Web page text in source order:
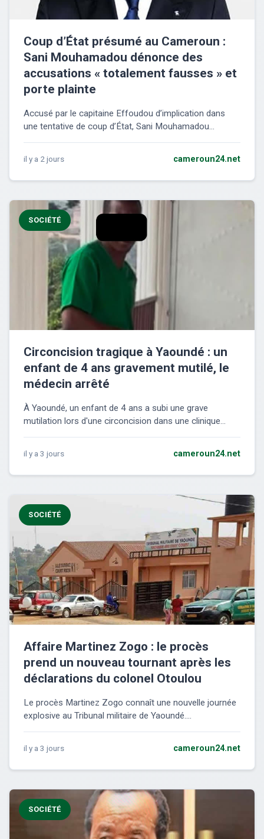
Coup d’État présumé au Cameroun :
Sani Mouhamadou dénonce des
accusations « totalement fausses » et
porte plainte
Accusé par le capitaine Effoudou d’implication dans
une tentative de coup d’État, Sani Mouhamadou...
il y a 2 jours cameroun24.net
SOCIÉTÉ
Circoncision tragique à Yaoundé : un
enfant de 4 ans gravement mutilé, le
médecin arrêté
À Yaoundé, un enfant de 4 ans a subi une grave
mutilation lors d'une circoncision dans une clinique...
il y a 3 jours cameroun24.net
SOCIÉTÉ
Affaire Martinez Zogo : le procès
prend un nouveau tournant après les
déclarations du colonel Otoulou
Le procès Martinez Zogo connaît une nouvelle journée
explosive au Tribunal militaire de Yaoundé....
il y a 3 jours cameroun24.net
SOCIÉTÉ